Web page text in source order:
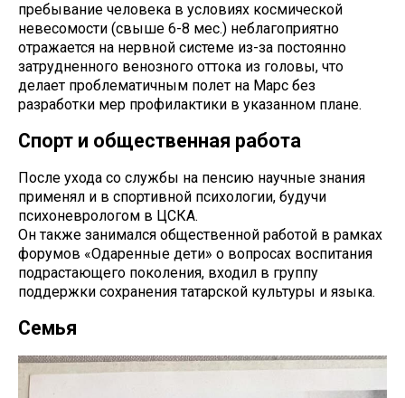
пребывание человека в условиях космической
невесомости (свыше 6-8 мес.) неблагоприятно
отражается на нервной системе из-за постоянно
затрудненного венозного оттока из головы, что
делает проблематичным полет на Марс без
разработки мер профилактики в указанном плане.
Спорт и общественная работа
После ухода со службы на пенсию научные знания
применял и в спортивной психологии, будучи
психоневрологом в ЦСКА.
Он также занимался общественной работой в рамках
форумов «Одаренные дети» о вопросах воспитания
подрастающего поколения, входил в группу
поддержки сохранения татарской культуры и языка.
Семья